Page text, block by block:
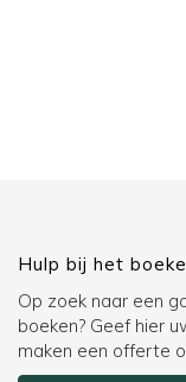
Hulp bij het
Op zoek naar een
boeken? Geef hier
maken een offerte